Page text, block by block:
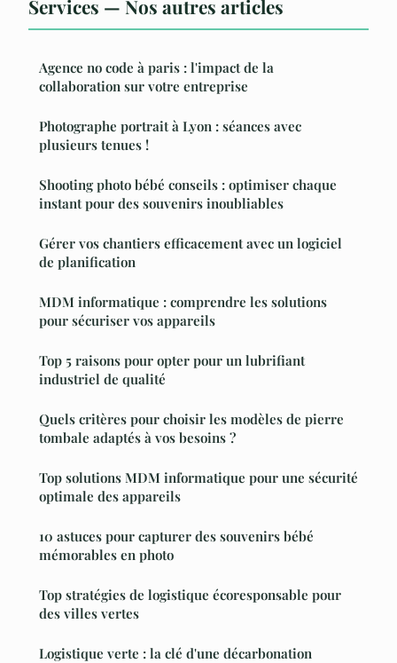
Services — Nos autres articles
Agence no code à paris : l'impact de la
collaboration sur votre entreprise
Photographe portrait à Lyon : séances avec
plusieurs tenues !
Shooting photo bébé conseils : optimiser chaque
instant pour des souvenirs inoubliables
Gérer vos chantiers efficacement avec un logiciel
de planification
MDM informatique : comprendre les solutions
pour sécuriser vos appareils
Top 5 raisons pour opter pour un lubrifiant
industriel de qualité
Quels critères pour choisir les modèles de pierre
tombale adaptés à vos besoins ?
Top solutions MDM informatique pour une sécurité
optimale des appareils
10 astuces pour capturer des souvenirs bébé
mémorables en photo
Top stratégies de logistique écoresponsable pour
des villes vertes
Logistique verte : la clé d'une décarbonation